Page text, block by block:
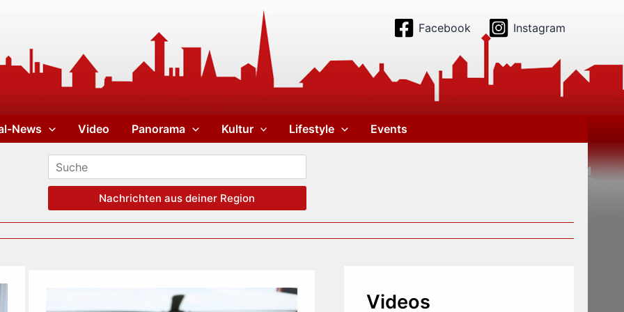
Facebook Instagram
News Video Panorama Kultur Lifestyle Events
Nachrichten aus deiner Region
Videos